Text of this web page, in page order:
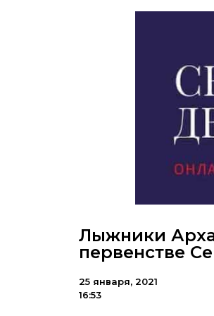
Лыжники
первенстве
25 января, 2021
16:53